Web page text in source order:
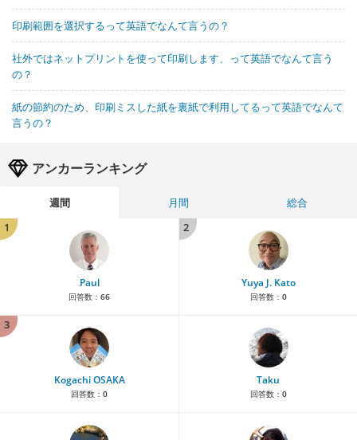
印刷範囲を選択するって英語でなんて言うの？
社外ではネットプリントを使って印刷します、って英語でなんて言う
の？
紙の節約のため、印刷ミスした紙を裏紙で利用してるって英語でなんて
言うの？
アンカーランキング
週間 月間
総合
1
Paul
回答数： 66
2
Yuya J. Kato
回答数： 0
3
Kogachi OSAKA
回答数： 0
Taku
回答数： 0